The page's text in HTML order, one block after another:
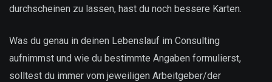
durchscheinen zu lassen, hast du noch bessere Karten.
Was du genau in deinen Lebenslauf im Consulting
aufnimmst und wie du bestimmte Angaben formulierst,
solltest du immer vom jeweiligen Arbeitgeber/der